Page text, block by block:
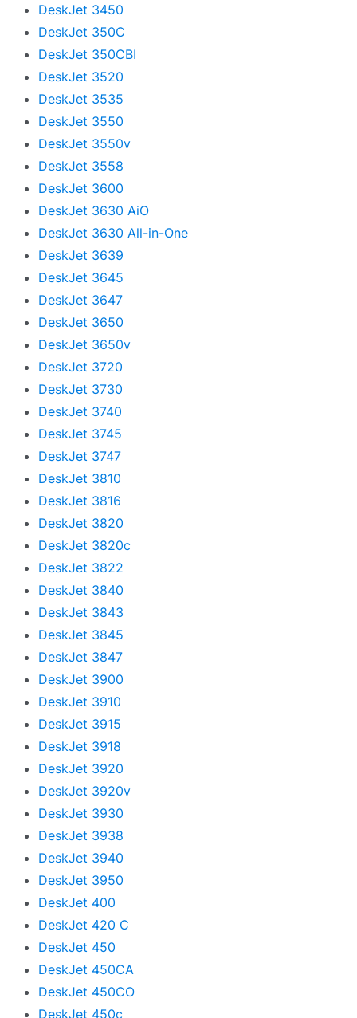
DeskJet 3450
DeskJet 350C
DeskJet 350CBI
DeskJet 3520
DeskJet 3535
DeskJet 3550
DeskJet 3550v
DeskJet 3558
DeskJet 3600
DeskJet 3630 AiO
DeskJet 3630 All-in-One
DeskJet 3639
DeskJet 3645
DeskJet 3647
DeskJet 3650
DeskJet 3650v
DeskJet 3720
DeskJet 3730
DeskJet 3740
DeskJet 3745
DeskJet 3747
DeskJet 3810
DeskJet 3816
DeskJet 3820
DeskJet 3820c
DeskJet 3822
DeskJet 3840
DeskJet 3843
DeskJet 3845
DeskJet 3847
DeskJet 3900
DeskJet 3910
DeskJet 3915
DeskJet 3918
DeskJet 3920
DeskJet 3920v
DeskJet 3930
DeskJet 3938
DeskJet 3940
DeskJet 3950
DeskJet 400
DeskJet 420 C
DeskJet 450
DeskJet 450CA
DeskJet 450CO
DeskJet 450c